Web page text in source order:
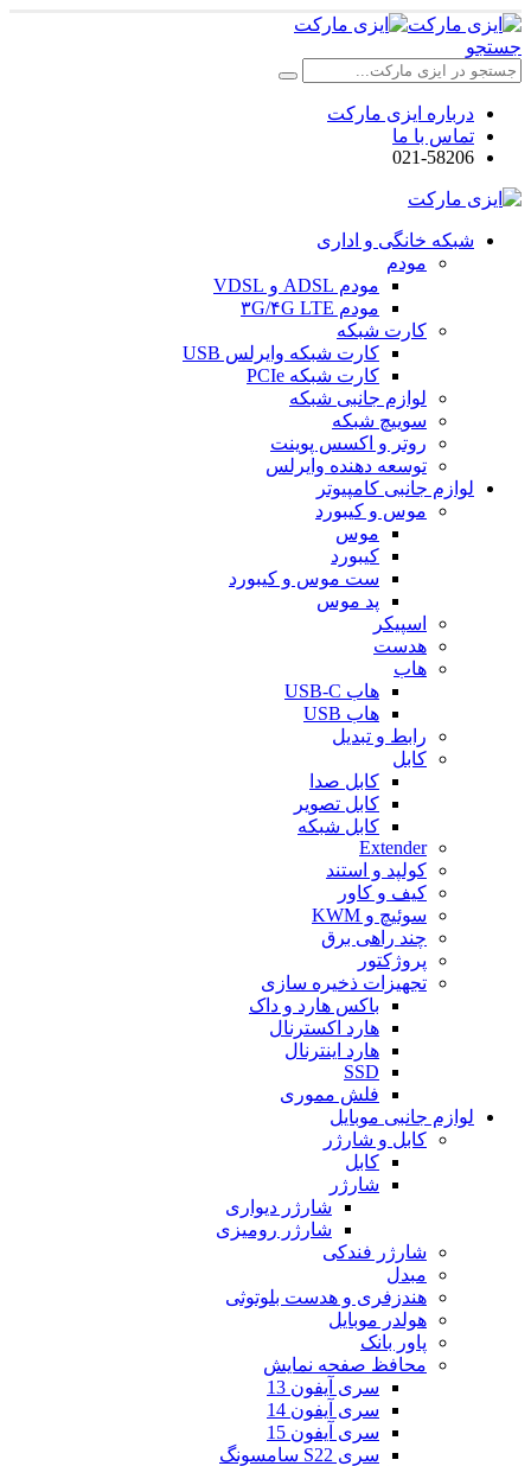
جستجو
درباره ایزی مارکت
تماس با ما
021-58206
شبکه خانگی و اداری
مودم
مودم ADSL و VDSL
مودم ۳G/۴G LTE
کارت شبکه
کارت شبکه وایرلس USB
کارت شبکه PCIe
لوازم جانبی شبکه
سوییچ شبکه
روتر و اکسس پوینت
توسعه دهنده وایرلس
لوازم جانبی کامپیوتر
موس و کیبورد
موس
کیبورد
ست موس و کیبورد
پد موس
اسپیکر
هدست
هاب
هاب USB-C
هاب USB
رابط و تبدیل
کابل
کابل صدا
کابل تصویر
کابل شبکه
Extender
کولپد و استند
کیف و کاور
سوئیچ و KWM
چند راهی برق
پروژکتور
تجهیزات ذخیره سازی
باکس هارد و داک
هارد اکسترنال
هارد اینترنال
SSD
فلش مموری
لوازم جانبی موبایل
کابل و شارژر
کابل
شارژر
شارژر دیواری
شارژر رومیزی
شارژر فندکی
مبدل
هندزفری و هدست بلوتوثی
هولدر موبایل
پاور بانک
محافظ صفحه نمایش
سری آیفون 13
سری آیفون 14
سری آیفون 15
سری S22 سامسونگ